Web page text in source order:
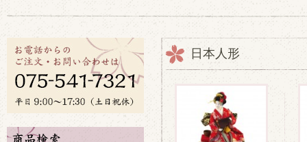
日本人形